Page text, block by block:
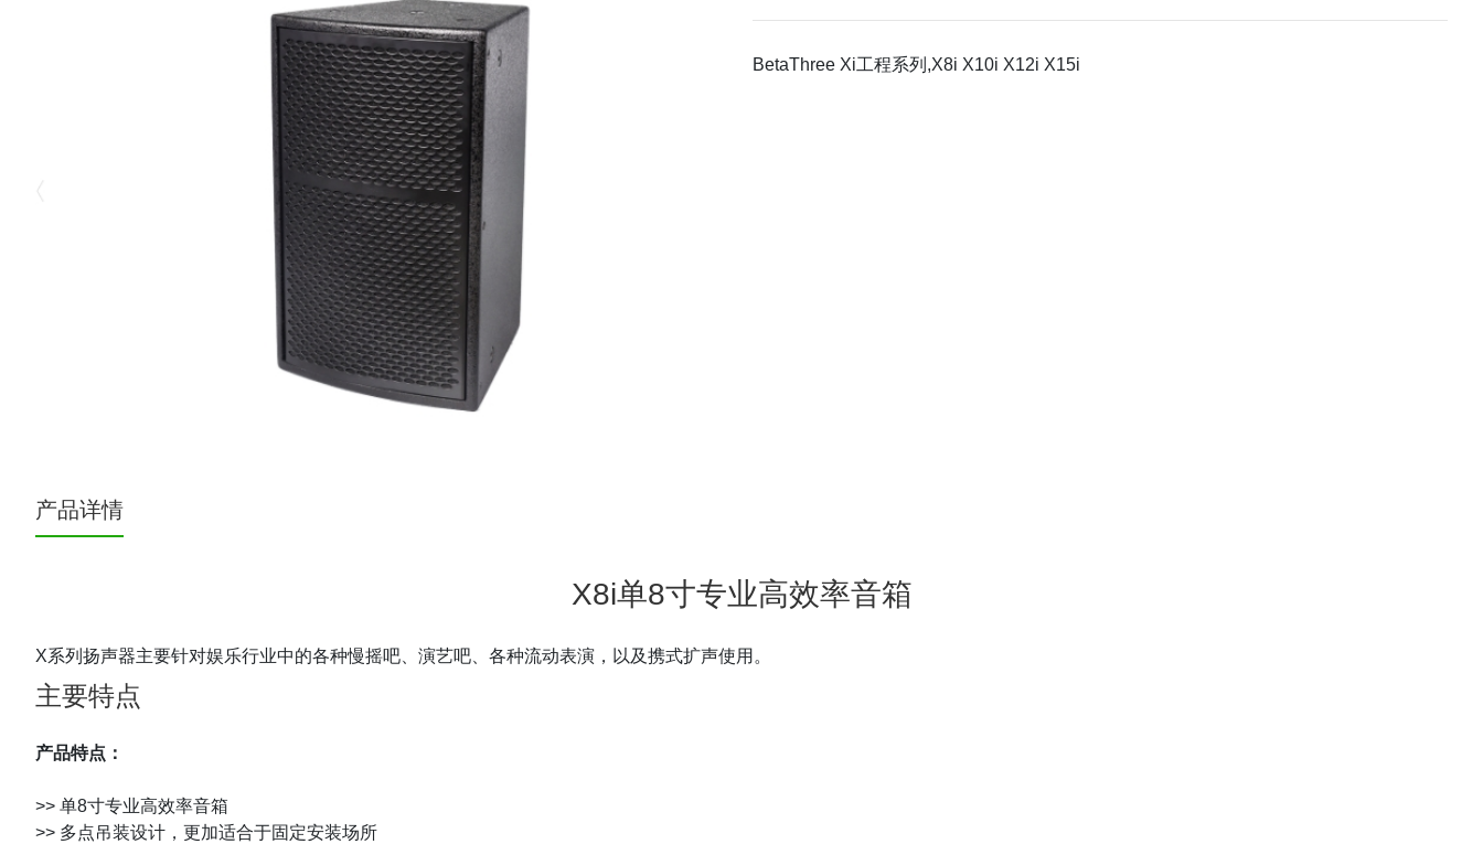
BetaThree Xi工程系列,X8i X10i X12i X15i
产品详情
X8i单8寸专业高效率音箱
X系列扬声器主要针对娱乐行业中的各种慢摇吧、演艺吧、各种流动表演，以及携式扩声使用。
主要特点
产品特点：
>> 单8寸专业高效率音箱
>> 多点吊装设计，更加适合于固定安装场所